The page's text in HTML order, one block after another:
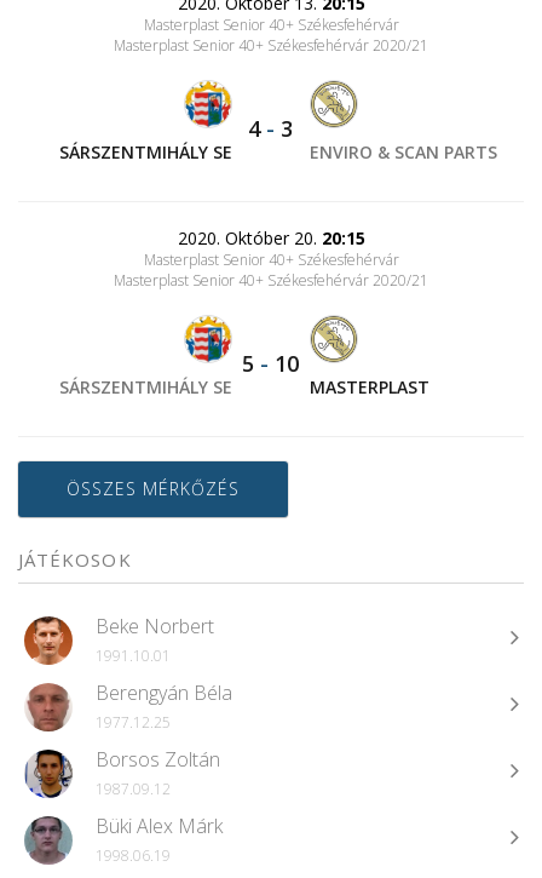
Masterplast Senior 40+ Székesfehérvár
Masterplast Senior 40+ Székesfehérvár 2020/21
SÁRSZENTMIHÁLY SE
4- 3
ENVIRO & SCAN PARTS
2020. Október 20. 20:15
Masterplast Senior 40+ Székesfehérvár
Masterplast Senior 40+ Székesfehérvár 2020/21
SÁRSZENTMIHÁLY SE
5 - 10
MASTERPLAST
ÖSSZES MÉRKŐZÉS
JÁTÉKOSOK
Beke Norbert
1991.10.01
Berengyán Béla
1977.12.25
Borsos Zoltán
1987.09.12
Büki Alex Márk
1998.06.19